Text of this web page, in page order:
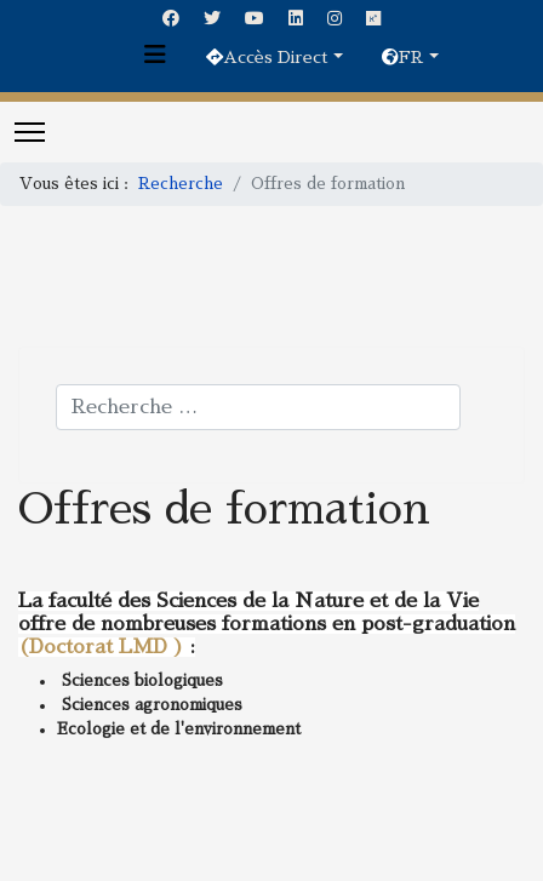
Accès Direct FR
Vous êtes ici : Recherche Offres de formation
Rechercher
Offres de formation
La faculté des Sciences de la Nature et de la Vie
offre de nombreuses formations en post-graduation
(Doctorat LMD ) :
Sciences biologiques
Sciences agronomiques
Ecologie et de l'environnement